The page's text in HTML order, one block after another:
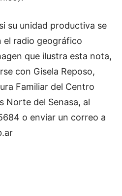
su unidad productiva se
el radio geográfico
que ilustra esta nota,
con Gisela Reposo,
Familiar del Centro
Norte del Senasa, al
o enviar un correo a